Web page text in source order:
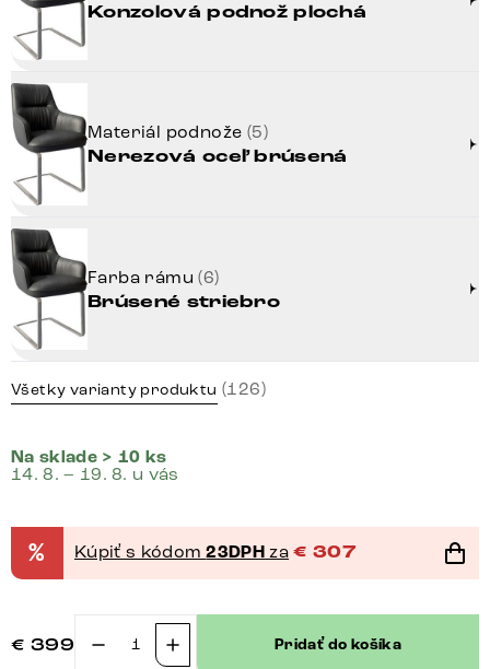
Konzolová podnož plochá
Materiál podnože (5)
Nerezová oceľ brúsená
Farba rámu(6)
Brúsené striebro
Všetky varianty produktu (126)
Na sklade > 10 ks
14. 8. – 19. 8. u vás
% Kúpiť s kódom23DPH za € 307
€ 399
množstvo
Pridať do košíka